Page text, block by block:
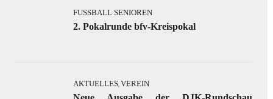
FUSSBALL SENIOREN
2. Pokalrunde bfv-Kreispokal
AKTUELLES, VEREIN